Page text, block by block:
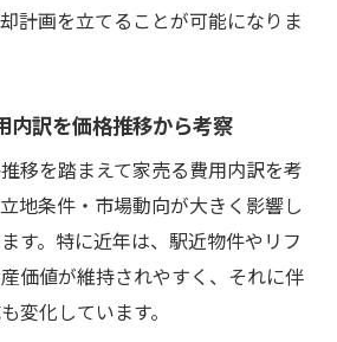
計画を立てることが可能になりま
内訳を価格推移から考察
移を踏まえて家売る費用内訳を考
地条件・市場動向が大きく影響し
す。特に近年は、駅近物件やリフ
価値が維持されやすく、それに伴
変化しています。